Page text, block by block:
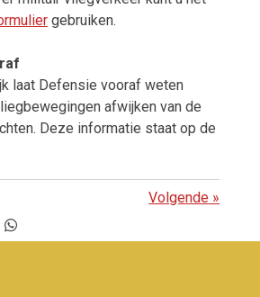
gebruiken.
laat Defensie vooraf weten
afwijken van de
Deze informatie staat op de
Volgende »
D
e